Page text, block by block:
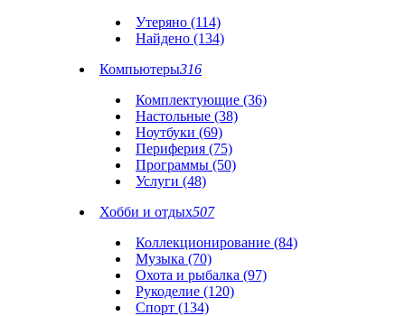
Утеряно (114)
Найдено (134)
Компьютеры316
Комплектующие (36)
Настольные (38)
Ноутбуки (69)
Периферия (75)
Программы (50)
Услуги (48)
Хобби и отдых507
Коллекционирование (84)
Музыка (70)
Охота и рыбалка (97)
Рукоделие (120)
Спорт (134)